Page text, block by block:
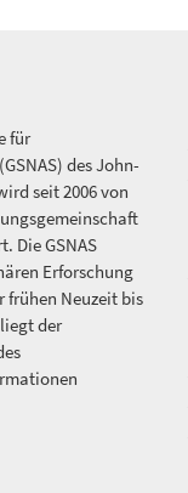
für
des John-
seit 2006 von
Die GSNAS
Erforschung
frühen Neuzeit bis
der